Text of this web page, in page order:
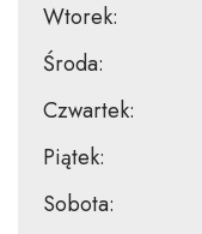
Wtorek:
Środa:
Czwartek:
Piątek:
Sobota: